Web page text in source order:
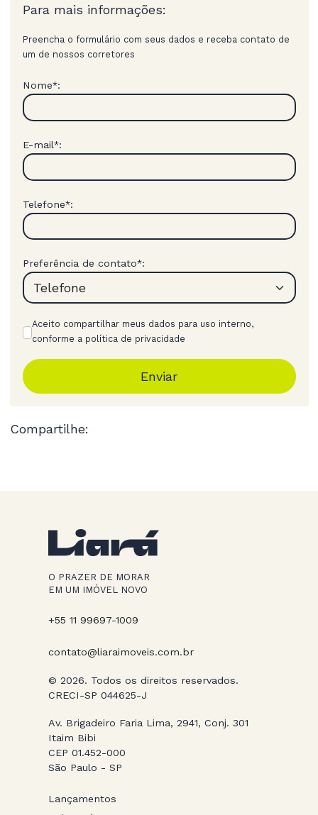
Para mais informações:
Preencha o formulário com seus dados e receba contato de
um de nossos corretores
Nome*:
E-mail*:
Telefone*:
Preferência de contato*:
Aceito compartilhar meus dados para uso interno,
conforme a política de privacidade
Enviar
Compartilhe:
O PRAZER DE MORAR
EM UM IMÓVEL NOVO
+55 11 99697-1009
contato@liaraimoveis.com.br
© 2026. Todos os direitos reservados.
CRECI-SP 044625-J
Av. Brigadeiro Faria Lima, 2941, Conj. 301
Itaim Bibi
CEP 01.452-000
São Paulo - SP
Lançamentos